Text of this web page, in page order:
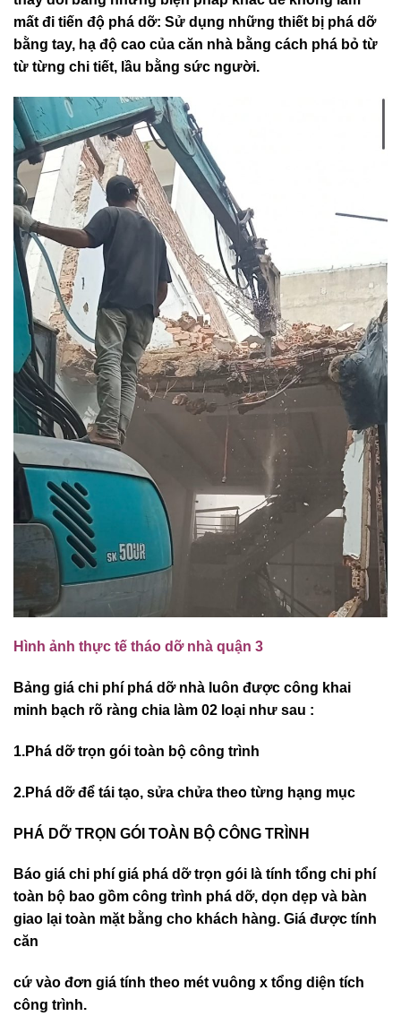
thay đổi bằng những biện pháp khác để không làm
mất đi tiến độ phá dỡ: Sử dụng những thiết bị phá dỡ
bằng tay, hạ độ cao của căn nhà bằng cách phá bỏ từ
từ từng chi tiết, lầu bằng sức người.
Hình ảnh thực tế tháo dỡ nhà quận 3
Bảng giá chi phí phá dỡ nhà luôn được công khai
minh bạch rõ ràng chia làm 02 loại như sau :
1.Phá dỡ trọn gói toàn bộ công trình
2.Phá dỡ để tái tạo, sửa chửa theo từng hạng mục
PHÁ DỠ TRỌN GÓI TOÀN BỘ CÔNG TRÌNH
Báo giá chi phí giá phá dỡ trọn gói là tính tổng chi phí
toàn bộ bao gồm công trình phá dỡ, dọn dẹp và bàn
giao lại toàn mặt bằng cho khách hàng. Giá được tính
căn
cứ vào đơn giá tính theo mét vuông x tổng diện tích
công trình.